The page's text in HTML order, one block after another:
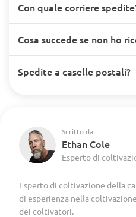
Con quale corriere
Cosa succede se non ho
Spedite a caselle postali?
Scritto da
Ethan Cole
Esperto di
Esperto di coltivazione della
di esperienza nella
dei coltivatori.